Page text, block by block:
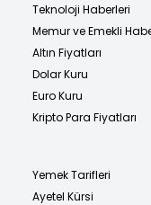
Teknoloji Haberleri
Memur ve Emekli
Altın Fiyatları
Dolar Kuru
Euro Kuru
Kripto Para Fiyatları
Yemek Tarifleri
Ayetel Kürsi